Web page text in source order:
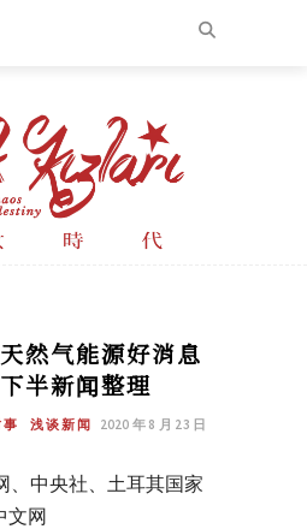
然气能源好消息
半新闻整理
浅谈新闻 2020 年 8 月 23 日
、中央社、土耳其国家
文网